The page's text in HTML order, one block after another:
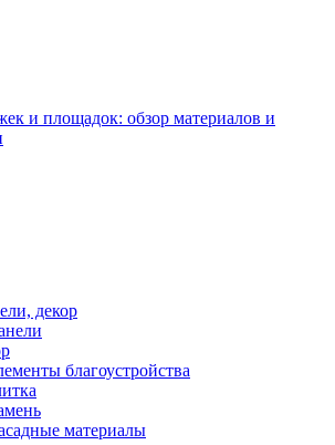
и площадок: обзор материалов и
декор
благоустройства
материалы